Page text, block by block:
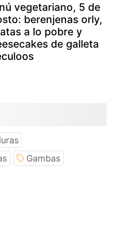
vegetariano, 5 de
berenjenas orly,
a lo pobre y
de galleta
Gambas